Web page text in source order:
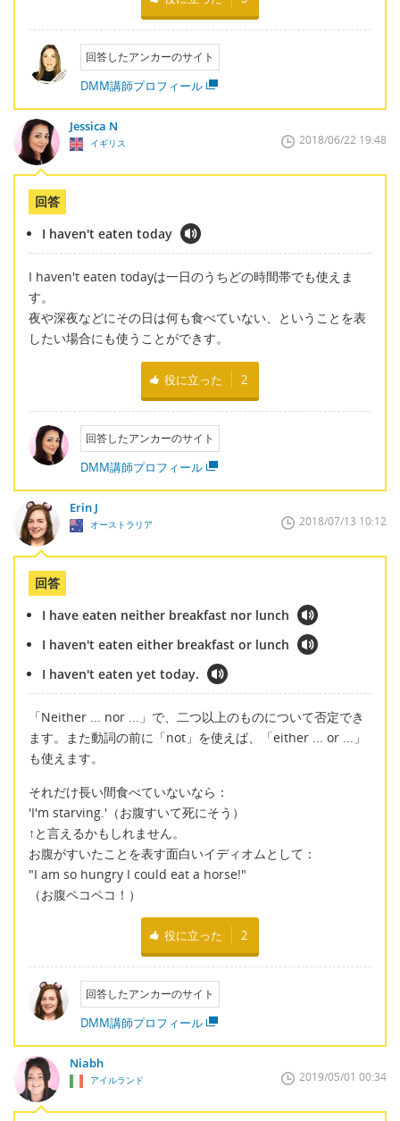
回答したアンカーのサイト
DMM講師プロフィール
Jessica N
イギリス 2018/06/22 19:48
回答
I haven't eaten today
I haven't eaten todayは一日のうちどの時間帯でも使えま
す。
夜や深夜などにその日は何も食べていない、ということを表
したい場合にも使うことができす。
役に立った 2
回答したアンカーのサイト
DMM講師プロフィール
Erin J
オーストラリア 2018/07/13 10:12
回答
I have eaten neither breakfast nor lunch
I haven't eaten either breakfast or lunch
I haven't eaten yet today.
「Neither ... nor ...」で、二つ以上のものについて否定でき
ます。また動詞の前に「not」を使えば、「either ... or ...」
も使えます。
それだけ長い間食べていないなら：
'I'm starving.'（お腹すいて死にそう）
↑と言えるかもしれません。
お腹がすいたことを表す面白いイディオムとして：
"I am so hungry I could eat a horse!"
（お腹ペコペコ！）
役に立った 2
回答したアンカーのサイト
DMM講師プロフィール
Niabh
アイルランド 2019/05/01 00:34